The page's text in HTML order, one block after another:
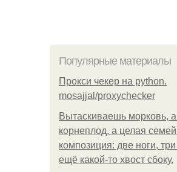
Популярные материалы
Прокси чекер на python.
mosajjal/proxychecker
Вытаскиваешь морковь,
корнеплод, а целая
композиция: две ноги, три
ещё какой-то хвост сбоку.